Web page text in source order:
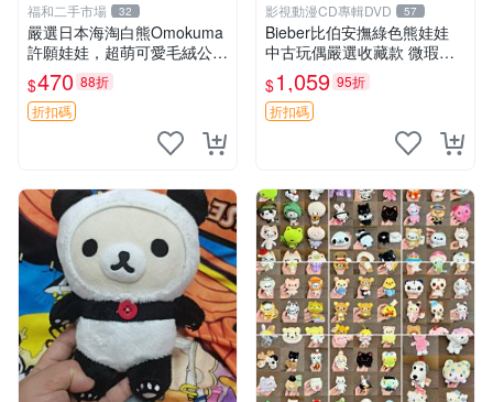
福和二手市場 32
嚴選日本海淘白熊Omokuma
許願娃娃，超萌可愛毛絨公仔
推薦收藏 白熊 Omokuma 毛
絨玩具 偽裝娃娃 玩具擺飾
$470 88折
折扣碼
影視動漫CD專輯DVD 57
Bieber比伯安撫綠色熊娃娃
中古玩偶嚴選收藏款 微瑕輕
度使用 Bieber綠熊娃娃 中古
玩偶 微瑕
$1,059 95折
折扣碼